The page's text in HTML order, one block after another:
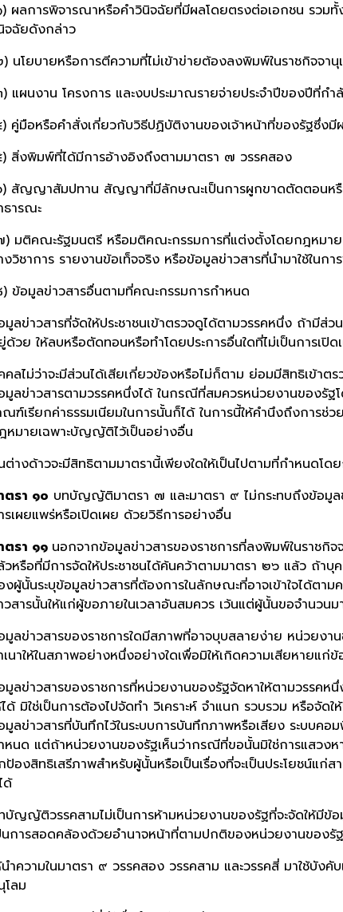
ผลการพิจารณาหรือคำวินิจฉัยที่มีผลโดยตรงต่อเอกชน รวมทั้
จฉัยดังกล่าว
นโยบายหรือการตีความที่ไม่เข้าข่ายต้องลงพิมพ์ในราชกิจจา
แผนงาน โครงการ และงบประมาณรายจ่ายประจำปีของปีที่กำ
คู่มือหรือคำสั่งเกี่ยวกับวิธีปฏิบัติงานของเจ้าหน้าที่ของรัฐซึ่ง
สิ่งพิมพ์ที่ได้มีการอ้างอิงถึงตามมาตรา ๗ วรรคสอง
สัญญาสัมปทาน สัญญาที่มีลักษณะเป็นการผูกขาดตัดตอนหรื
ธารณะ
มติคณะรัฐมนตรี หรือมติคณะกรรมการที่แต่งตั้งโดยกฎหมาย
งวิชาการ รายงานข้อเท็จจริง หรือข้อมูลข่าวสารที่นำมาใช้ในก
ข้อมูลข่าวสารอื่นตามที่คณะกรรมการกำหนด
มูลข่าวสารที่จัดให้ประชาชนเข้าตรวจดูได้ตามวรรคหนึ่ง ถ้ามีส่
ด้วย ให้ลบหรือตัดทอนหรือทำโดยประการอื่นใดที่ไม่เป็นการเปิ
คลไม่ว่าจะมีส่วนได้เสียเกี่ยวข้องหรือไม่ก็ตาม ย่อมมีสิทธิเข้า
มูลข่าวสารตามวรรคหนึ่งได้ ในกรณีที่สมควรหน่วยงานของรัฐ
ณฑ์เรียกค่าธรรมเนียมในการนั้นก็ได้ ในการนี้ให้คำนึงถึงการช่
หมายเฉพาะบัญญัติไว้เป็นอย่างอื่น
ต่างด้าวจะมีสิทธิตามมาตรานี้เพียงใดให้เป็นไปตามที่กำหนดโด
ตรา ๑๐ บทบัญญัติมาตรา ๗ และมาตรา ๙ ไม่กระทบถึงข้อมูล
รเผยแพร่หรือเปิดเผย ด้วยวิธีการอย่างอื่น
ตรา ๑๑ นอกจากข้อมูลข่าวสารของราชการที่ลงพิมพ์ในราชกิจ
วหรือที่มีการจัดให้ประชาชนได้ค้นคว้าตามมาตรา ๒๖ แล้ว ถ้าบุ
งผู้นั้นระบุข้อมูลข่าวสารที่ต้องการในลักษณะที่อาจเข้าใจได้ตา
วสารนั้นให้แก่ผู้ขอภายในเวลาอันสมควร เว้นแต่ผู้นั้นขอจำนว
มูลข่าวสารของราชการใดมีสภาพที่อาจบุบสลายง่าย หน่วยงาน
เนาให้ในสภาพอย่างหนึ่งอย่างใดเพื่อมิให้เกิดความเสียหายแก่
มูลข่าวสารของราชการที่หน่วยงานของรัฐจัดหาให้ตามวรรค
ได้ มิใช่เป็นการต้องไปจัดทำ วิเคราะห์ จำแนก รวบรวม หรือจัด
มูลข่าวสารที่บันทึกไว้ในระบบการบันทึกภาพหรือเสียง ระบบค
หนด แต่ถ้าหน่วยงานของรัฐเห็นว่ากรณีที่ขอนั้นมิใช่การแสวงหา
ป้องสิทธิเสรีภาพสำหรับผู้นั้นหรือเป็นเรื่องที่จะเป็นประโยชน์แ
ด้
บัญญัติวรรคสามไม่เป็นการห้ามหน่วยงานของรัฐที่จะจัดให้มีข้อ
นการสอดคล้องด้วยอำนาจหน้าที่ตามปกติของหน่วยงานของรั
นำความในมาตรา ๙ วรรคสอง วรรคสาม และวรรคสี่ มาใช้บัง
โลม